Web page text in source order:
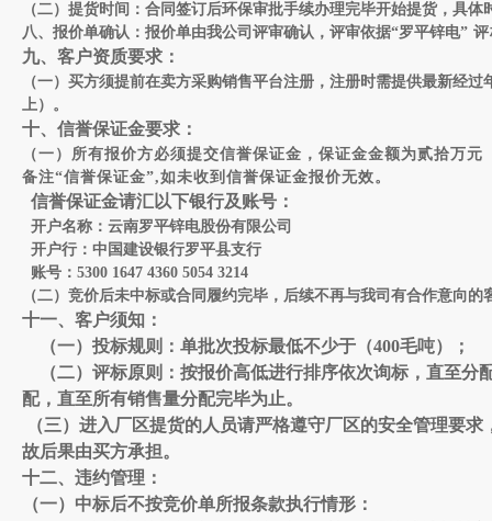
（二）提货时间：合同签订后环保审批手续办理完毕开始提货，具体
八、报价单确认：报价单由我公司评审确认，评审依据“罗平锌电”
九、 客户资质要求：
（一） 买方须提前在卖方采购销售平台注册，注册时需提供最新经
上）。
十、信誉保证金要求：
（一）所有报价方必须提交信誉保证金，保证金金额为贰拾万元
备注“信誉保证金”,如未收到信誉保证金报价无效。
信誉保证金请汇以下银行及账号：
开户名称：云南罗平锌电股份有限公司
开户行：中国建设银行罗平县支行
账号：5300 1647 4360 5054 3214
（二）竞价后未中标或合同履约完毕，后续不再与我司有合作意向
十一、客户须知：
（一）投标规则：单批次投标最低不少于 （400毛吨）；
（二）评标原则：按报价高低进行排序依次询标，直至
配，直至所有销售量分配完毕为止。
（三）进入厂区提货的人员请严格遵守厂区的安全管理要求
故后果由买方承担。
十二、违约管理：
（一）中标后不按竞价单所报条款执行情形：